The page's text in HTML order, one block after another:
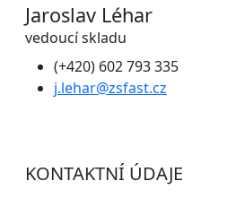
Jaroslav Léhar
vedoucí skladu
(+420) 602 793 335
j.lehar@zsfast.cz
KONTAKTNÍ ÚDAJE